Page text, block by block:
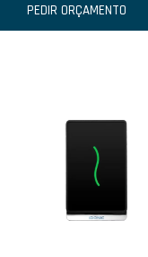
PEDIR ORÇAMENTO